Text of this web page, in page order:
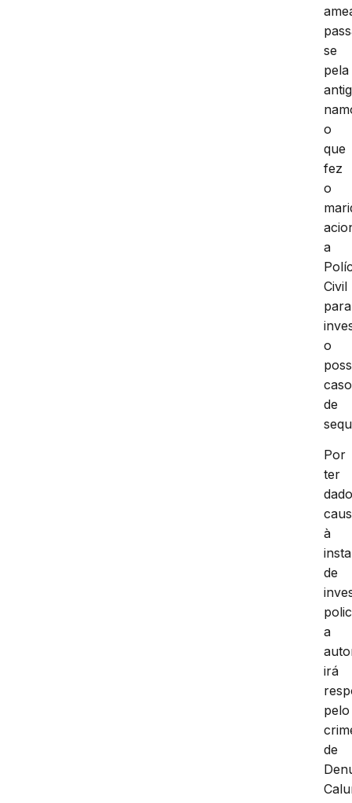
se
pela
o
que
fez
o
a
Civil
para
o
caso
de
Por
ter
à
de
a
irá
pelo
de